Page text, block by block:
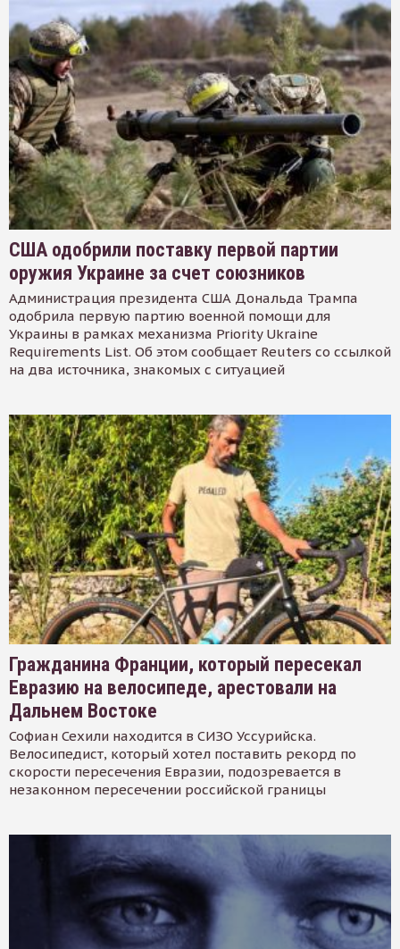
США одобрили поставку первой партии
оружия Украине за счет союзников
Администрация президента США Дональда Трампа
одобрила первую партию военной помощи для
Украины в рамках механизма Priority Ukraine
Requirements List. Об этом сообщает Reuters со ссылкой
на два источника, знакомых с ситуацией
Гражданина Франции, который пересекал
Евразию на велосипеде, арестовали на
Дальнем Востоке
Софиан Сехили находится в СИЗО Уссурийска.
Велосипедист, который хотел поставить рекорд по
скорости пересечения Евразии, подозревается в
незаконном пересечении российской границы